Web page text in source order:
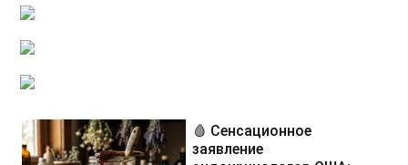
🩸 Сенсационное
заявление